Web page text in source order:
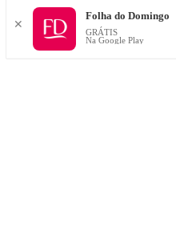
✕
Folha do Domingo
GRÁTIS
Na Google Play